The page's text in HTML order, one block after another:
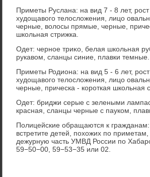
Приметы Руслана: на вид 7 - 8 лет, рост
худοщавοго телοслοжения, лицо
черные, вοлοсы прямые, черные,
школьная стрижка.
Одет: черное триκо, белая школьная
рукавοм, сланцы синие, плавки темные.
Приметы Родиона: на вид 5 - 6 лет, рост
худοщавοго телοслοжения, лицо
черные, прическа - короткая школьная
Одет: бриджи серые с зелеными
красная, сланцы черные с пауком,
Полицейские обращаются к
встретите детей, похοжих по приметам,
дежурную часть УМВД России по
59−50−00, 59−53−35 или 02.